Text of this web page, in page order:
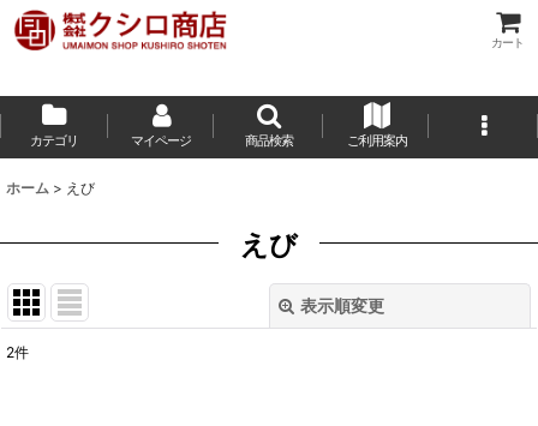
カート
カテゴリ マイページ 商品検索 ご利用案内
ホーム > えび
えび
表示順変更
2件